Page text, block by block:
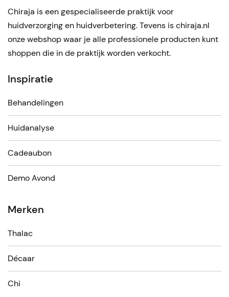
Chiraja is een gespecialiseerde praktijk voor
huidverzorging en huidverbetering. Tevens is chiraja.nl
onze webshop waar je alle professionele producten kunt
shoppen die in de praktijk worden verkocht.
Inspiratie
Behandelingen
Huidanalyse
Cadeaubon
Demo Avond
Merken
Thalac
Décaar
Chi